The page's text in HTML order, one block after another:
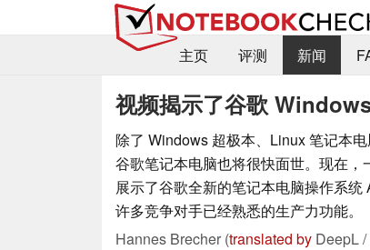
主页
评测 新闻
视频揭示了谷歌
除了 Windows 超极本、Linux 笔记本
谷歌笔记本电脑也将很快面世。现在
展示了谷歌全新的笔记本电脑操作系
许多竞争对手已经熟悉的生产力功能。
Hannes Brecher (translated by DeepL